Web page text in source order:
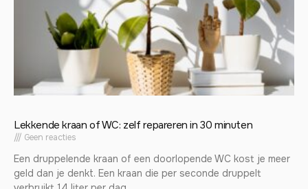
Lekkende kraan of WC: zelf repareren in 30 minuten
Geen reacties
Een druppelende kraan of een doorlopende WC kost je meer
geld dan je denkt. Een kraan die per seconde druppelt